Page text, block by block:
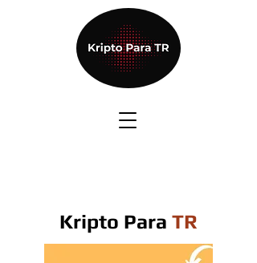
Kripto Para TR